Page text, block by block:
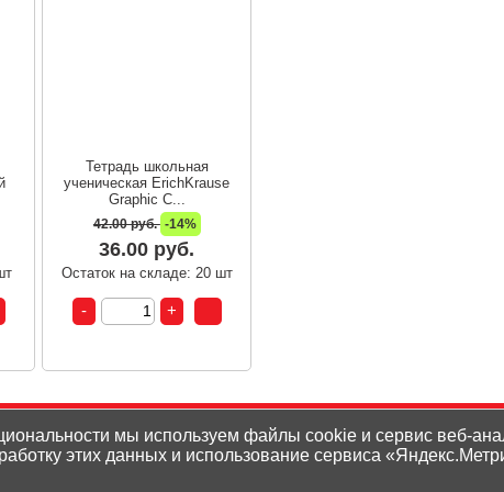
Тетрадь школьная
ученическая ErichKrause
Graphic C...
42.00 руб. -14%
36.00 руб.
Остаток на складе: 20 шт
мы используем файлы cookie и сервис веб-
этих данных и использование сервиса
Способы оплаты
Доставка
Адреса магазинов